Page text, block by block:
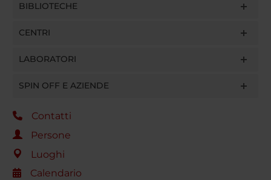
BIBLIOTECHE
CENTRI
LABORATORI
SPIN OFF E AZIENDE
Contatti
Persone
Luoghi
Calendario